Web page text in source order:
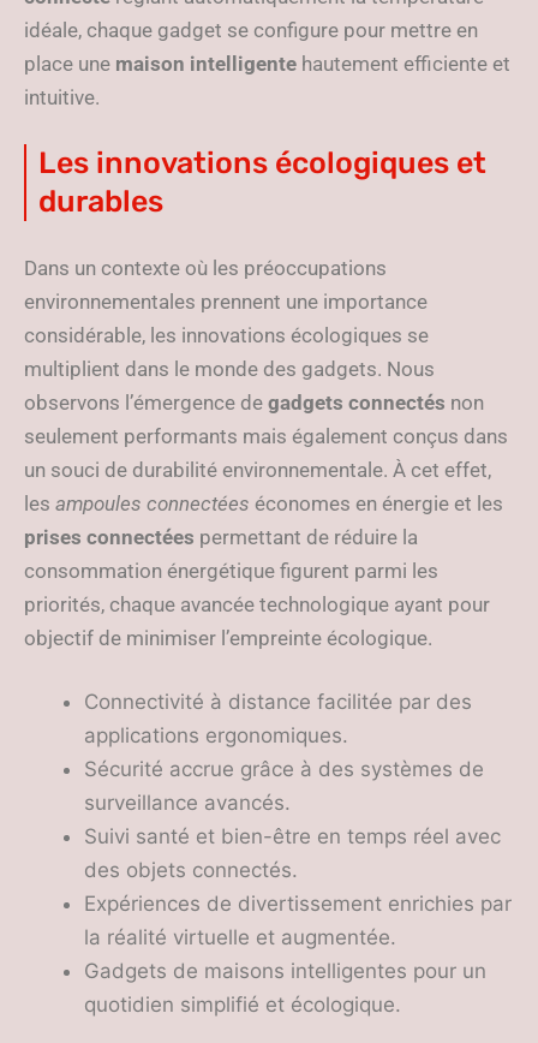
idéale, chaque gadget se configure pour mettre en
place une maison intelligente hautement efficiente et
intuitive.
Les innovations écologiques et
durables
Dans un contexte où les préoccupations
environnementales prennent une importance
considérable, les innovations écologiques se
multiplient dans le monde des gadgets. Nous
observons l’émergence de gadgets connectés non
seulement performants mais également conçus dans
un souci de durabilité environnementale. À cet effet,
les ampoules connectées économes en énergie et les
prises connectées permettant de réduire la
consommation énergétique figurent parmi les
priorités, chaque avancée technologique ayant pour
objectif de minimiser l’empreinte écologique.
Connectivité à distance facilitée par des
applications ergonomiques.
Sécurité accrue grâce à des systèmes de
surveillance avancés.
Suivi santé et bien-être en temps réel avec
des objets connectés.
Expériences de divertissement enrichies par
la réalité virtuelle et augmentée.
Gadgets de maisons intelligentes pour un
quotidien simplifié et écologique.